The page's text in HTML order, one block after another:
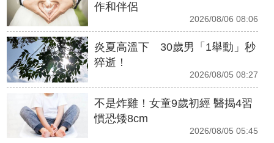
作和伴侶
2026/08/06 08:06
炎夏高溫下 30歲男「1舉動」秒
猝逝！
2026/08/05 08:27
不是炸雞！女童9歲初經 醫揭4習
慣恐矮8cm
2026/08/05 05:45